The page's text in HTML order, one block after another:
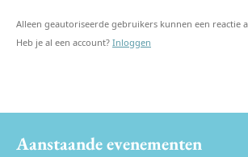
Alleen geautoriseerde gebruikers kunnen een reactie
Heb je al een account? Inloggen
Aanstaande evenementen